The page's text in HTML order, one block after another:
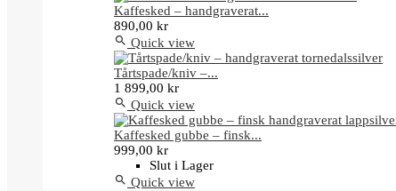
Kaffesked – handgraverat...
890,00 kr
 Quick view
Tårtspade/kniv –...
1 899,00 kr
 Quick view
Kaffesked gubbe – finsk...
999,00 kr
Slut i Lager
 Quick view